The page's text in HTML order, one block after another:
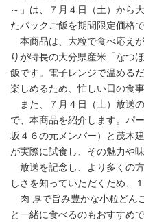
～」は、７月４日（土）から
たパックご飯を期間限定価格
本商品は、大粒で食べ応え
りが特長の大分県産米「なつ
飯です。電子レンジで温める
楽しめるため、忙しい日の食
また、７月４日（土）放送
で、本商品を紹介します。パ
坂４６の元メンバー）と茂木
が実際に試食し、その魅力や
放送を記念し、より多くの
しさを知っていただくため、
肉 厚で旨み豊かな小粒どん
と一緒に食べるのもおすすめで